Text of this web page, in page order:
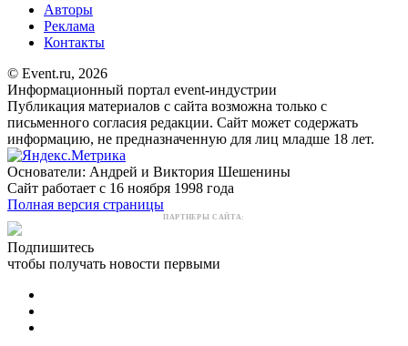
Авторы
Реклама
Контакты
© Event.ru, 2026
Информационный портал event-индустрии
Публикация материалов с сайта возможна только с
письменного согласия редакции. Сайт может содержать
информацию, не предназначенную для лиц младше 18 лет.
Основатели: Андрей и Виктория Шешенины
Сайт работает с 16 ноября 1998 года
Полная версия страницы
ПАРТНЕРЫ САЙТА:
Подпишитесь
чтобы получать новости первыми